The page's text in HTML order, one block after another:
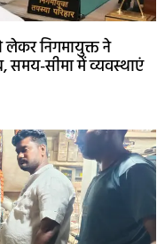
लेकर निगमायुक्त ने
समय-सीमा में व्यवस्थाएं